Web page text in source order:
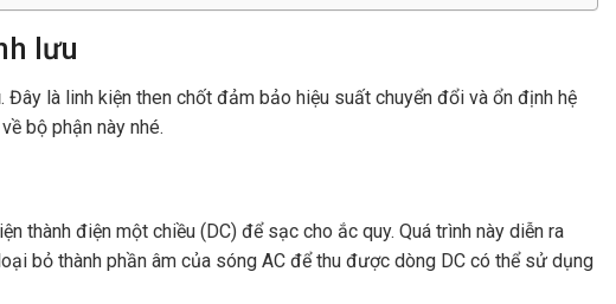
lưu
. Đây là linh kiện then chốt đảm bảo hiệu suất chuyển đổi và ổn định hệ
bộ phận này nhé.
thành điện một chiều (DC) để sạc cho ắc quy. Quá trình này diễn ra
bỏ thành phần âm của sóng AC để thu được dòng DC có thể sử dụng